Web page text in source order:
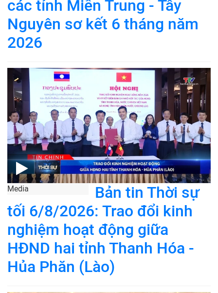
các tỉnh Miền Trung - Tây
Nguyên sơ kết 6 tháng năm
2026
Media
Bản tin Thời sự
tối 6/8/2026: Trao đổi kinh
nghiệm hoạt động giữa
HĐND hai tỉnh Thanh Hóa -
Hủa Phăn (Lào)